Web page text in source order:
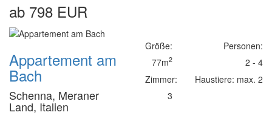
ab 798 EUR
Appartement am
Bach
Schenna, Meraner
Land, Italien
Größe:
77m2
Zimmer:
3
Personen:
2 - 4
Haustiere: max. 2